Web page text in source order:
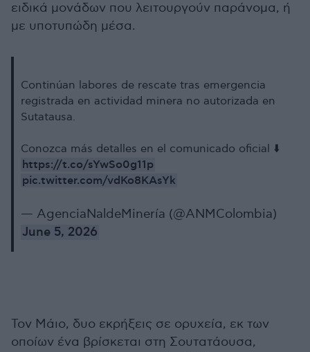
ειδικά μονάδων που λειτουργούν παράνομα, ή
με υποτυπώδη μέσα.
Continúan labores de rescate tras emergencia
registrada en actividad minera no autorizada en
Sutatausa.
Conozca más detalles en el comunicado oficial ⬇️
https://t.co/sYwSo0g11p
pic.twitter.com/vdKo8KAsYk
— AgenciaNaldeMinería (@ANMColombia)
June 5, 2026
Τον Μάιο, δυο εκρήξεις σε ορυχεία, εκ των
οποίων ένα βρίσκεται στη Σουτατάουσα,